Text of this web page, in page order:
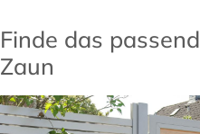
Finde das
Zaun